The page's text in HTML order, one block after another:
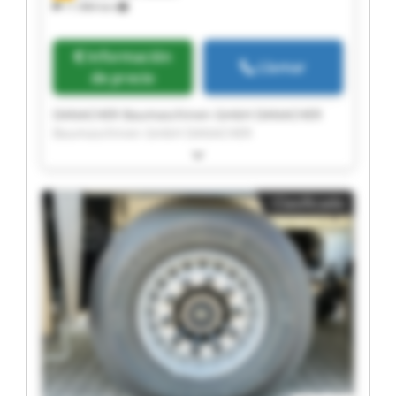
11.984 km
Información
de precio
Llamar
Baumaschinen GmbH DANACHER
Baumaschinen GmbH DANACHER
Baumaschinen GmbH DANACHER
Baumaschinen GmbH DANACHER
Baumaschinen GmbH DANACHER
Baumaschinen GmbH DANACHER
Baumaschinen GmbH DANACHER
Baumaschinen GmbH DANACHER
Baumaschinen GmbH DANACHER
Baumaschinen GmbH DANACHER
Baumaschinen GmbH DANACHER
Baumaschinen GmbH DANACHER